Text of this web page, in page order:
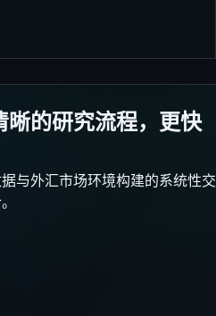
的研究流程，更快
与外汇市场环境构建的系统性交